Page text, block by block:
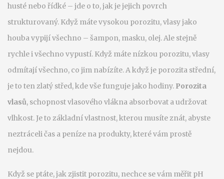
husté nebo řídké – jde o to, jak je jejich povrch
strukturovaný. Když máte vysokou porozitu, vlasy jako
houba vypijí všechno – šampon, masku, olej. Ale stejně
rychle i všechno vypustí. Když máte nízkou porozitu, vlasy
odmítají všechno, co jim nabízíte. A když je porozita střední,
je to ten zlatý střed, kde vše funguje jako hodiny. Porozita
vlasů, schopnost vlasového vlákna absorbovat a udržovat
vlhkost. Je to základní vlastnost, kterou musíte znát, abyste
neztráceli čas a peníze na produkty, které vám prostě
nejdou.
Když se ptáte, jak zjistit porozitu, nechce se vám měřit pH